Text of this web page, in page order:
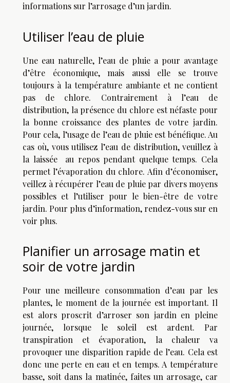
informations sur l’arrosage d’un jardin.
Utiliser l’eau de pluie
Une eau naturelle, l’eau de pluie a pour avantage
d’être économique, mais aussi elle se trouve
toujours à la température ambiante et ne contient
pas de chlore. Contrairement à l’eau de
distribution, la présence du chlore est néfaste pour
la bonne croissance des plantes de votre jardin.
Pour cela, l’usage de l’eau de pluie est bénéfique. Au
cas où, vous utilisez l’eau de distribution, veuillez à
la laissée au repos pendant quelque temps. Cela
permet l’évaporation du chlore. Afin d’économiser,
veillez à récupérer l’eau de pluie par divers moyens
possibles et l’utiliser pour le bien-être de votre
jardin. Pour plus d’information, rendez-vous sur en
voir plus.
Planifier un arrosage matin et
soir de votre jardin
Pour une meilleure consommation d’eau par les
plantes, le moment de la journée est important. Il
est alors proscrit d’arroser son jardin en pleine
journée, lorsque le soleil est ardent. Par
transpiration et évaporation, la chaleur va
provoquer une disparition rapide de l’eau. Cela est
donc une perte en eau et en temps. A température
basse, soit dans la matinée, faites un arrosage, car